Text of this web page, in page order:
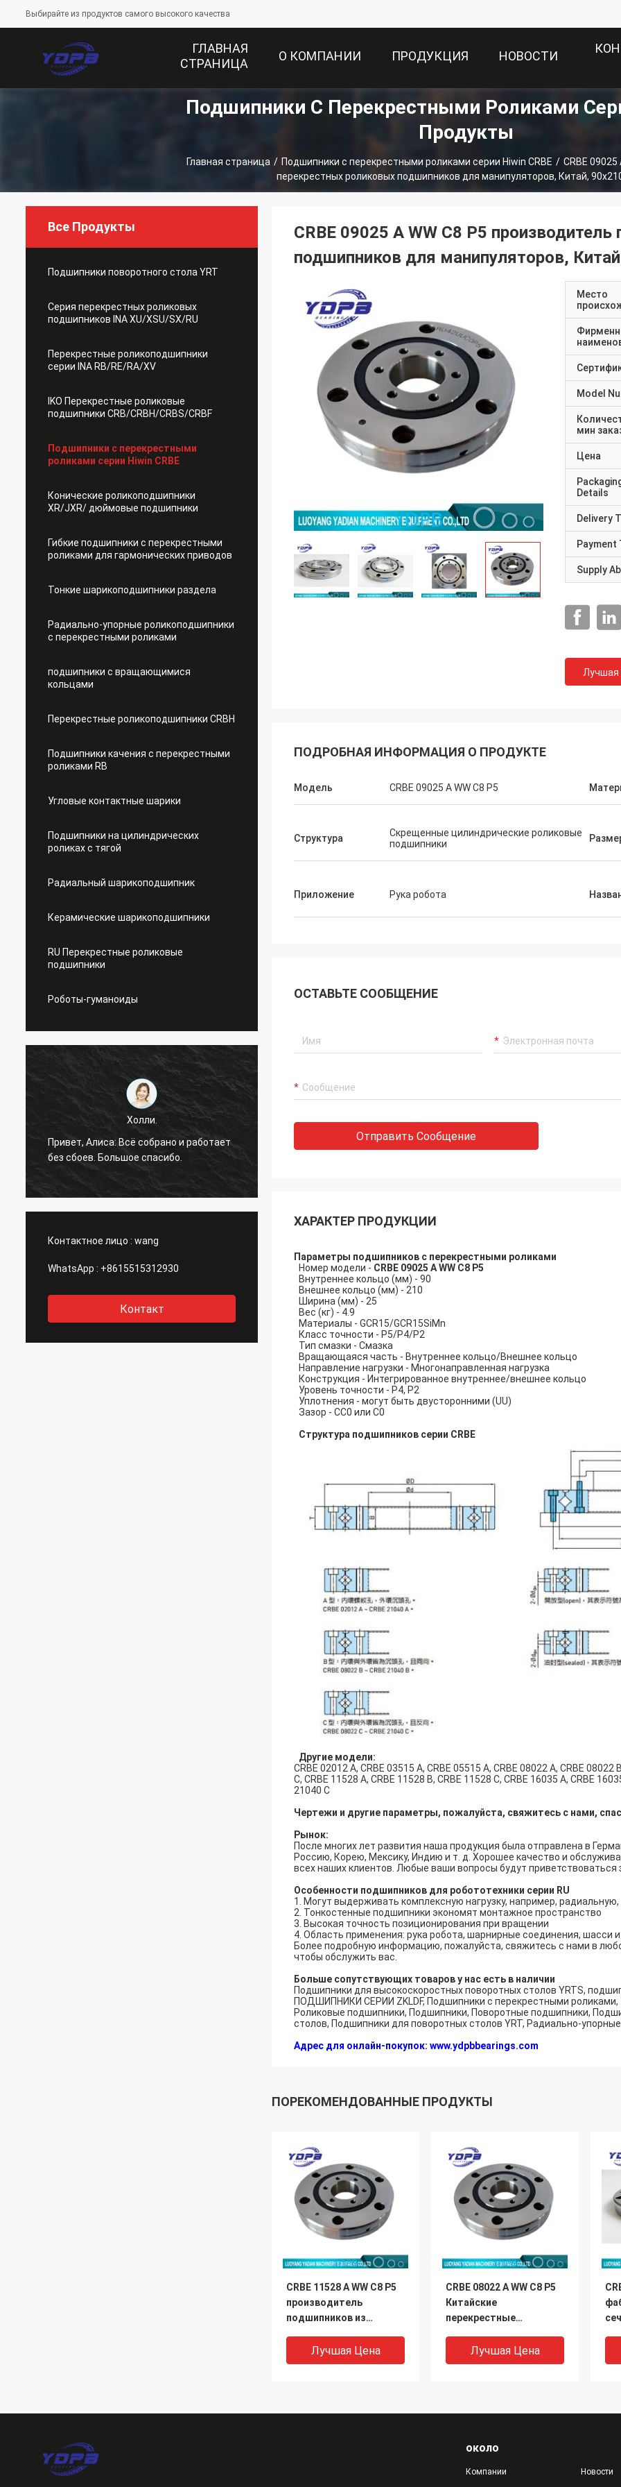
Выбирайте из продуктов самого высокого качества
ГЛАВНАЯ
СТРАНИЦА
О КОМПАНИИ ПРОДУКЦИЯ НОВОСТИ
Подшипники С Перекрестными Роликами
Продукты
Главная страница / Подшипники с перекрестными роликами серии Hiwin CRBE / CRBE 09025
перекрестных роликовых подшипников для манипуляторов, Китай,
Все Продукты
Подшипники поворотного стола YRT
Серия перекрестных роликовых
подшипников INA XU/XSU/SX/RU
Перекрестные роликоподшипники
серии INA RB/RE/RA/XV
IKO Перекрестные роликовые
подшипники CRB/CRBH/CRBS/CRBF
Подшипники с перекрестными
роликами серии Hiwin CRBE
Конические роликоподшипники
XR/JXR/ дюймовые подшипники
Гибкие подшипники с перекрестными
роликами для гармонических приводов
Тонкие шарикоподшипники раздела
Радиально-упорные роликоподшипники
с перекрестными роликами
подшипники с вращающимися
кольцами
Перекрестные роликоподшипники CRBH
Подшипники качения с перекрестными
роликами RB
Угловые контактные шарики
Подшипники на цилиндрических
роликах с тягой
Радиальный шарикоподшипник
Керамические шарикоподшипники
RU Перекрестные роликовые
подшипники
Роботы-гуманоиды
Всё собрано и работает
Большое спасибо.
Пока подшипник YRT580 в порядке. Для
других наших проектов, в случае
необходимости в аналогичных
подшипниках, мы свяжемся с вами.
Привет, Алиса. Подшипник прибыл, в
идеальном состоянии. Большое
Контактное лицо : wang
WhatsApp : +8615515312930
Контакт
CRBE 09025 A WW C8 P5
подшипников для манипуляторов,
Место
Model
мин
Цена
Details
Delivery
Payment
Supply
Лучшая
ПОДРОБНАЯ ИНФОРМАЦИЯ О ПРОДУКТЕ
Модель CRBE 09025 A WW C8 P5
Структура
Скрещенные цилиндрические роликовые
подшипники
Приложение Рука робота
ОСТАВЬТЕ СООБЩЕНИЕ
Отправить Сообщение
ХАРАКТЕР ПРОДУКЦИИ
Параметры подшипников с перекрестными роликами
Номер модели - CRBE 09025 A WW C8 P5
Внутреннее кольцо (мм) - 90
Внешнее кольцо (мм) - 210
Ширина (мм) - 25
Вес (кг) - 4.9
Материалы - GCR15/GCR15SiMn
Класс точности - P5/P4/P2
Тип смазки - Смазка
Вращающаяся часть - Внутреннее кольцо/Внешнее кольцо
Направление нагрузки - Многонаправленная нагрузка
Конструкция - Интегрированное внутреннее/внешнее кольцо
Уровень точности - P4, P2
Уплотнения - могут быть двусторонними (UU)
Зазор - CC0 или C0
Структура подшипников серии CRBE
Другие модели:
CRBE 02012 A, CRBE 03515 A, CRBE 05515 A, CRBE 08022 A, CRBE
C, CRBE 11528 A, CRBE 11528 B, CRBE 11528 C, CRBE 16035 A, CRBE
21040 C
Чертежи и другие параметры, пожалуйста, свяжитесь с нами,
Рынок:
После многих лет развития наша продукция была отправлена в
Россию, Корею, Мексику, Индию и т. д. Хорошее качество и
всех наших клиентов. Любые ваши вопросы будут приветствоваться
Особенности подшипников для робототехники серии RU
1. Могут выдерживать комплексную нагрузку, например,
2. Тонкостенные подшипники экономят монтажное пространство
3. Высокая точность позиционирования при вращении
4. Область применения: рука робота, шарнирные соединения, шасси и
Более подробную информацию, пожалуйста, свяжитесь с нами в
чтобы обслужить вас.
Больше сопутствующих товаров у нас есть в наличии
Подшипники для высокоскоростных поворотных столов YRTS,
ПОДШИПНИКИ СЕРИИ ZKLDF, Подшипники с перекрестными
Роликовые подшипники, Подшипники, Поворотные подшипники,
столов, Подшипники для поворотных столов YRT, Радиально-
Адрес для онлайн-покупок: www.ydpbbearings.com
ПОРЕКОМЕНДОВАННЫЕ ПРОДУКТЫ
CRBE 11528 A WW C8 P5
производитель
подшипников из
Лучшая Цена
CRBE 08022 A WW C8 P5
Китайские
перекрестные
подшипники
Лучшая Цена
мм
около
Компании Новости